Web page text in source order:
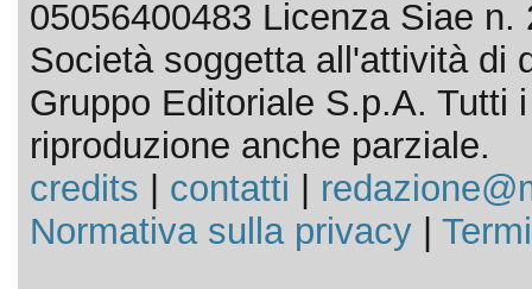
05056400483 Licenza Siae n.
Società soggetta all'attività di
Gruppo Editoriale S.p.A. Tutti
riproduzione anche parziale.
credits
contatti
Normativa sulla privacy|